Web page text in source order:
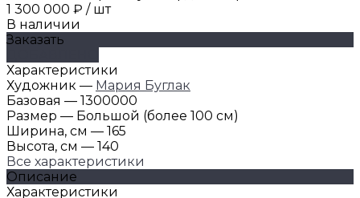
1 300 000 ₽ / шт
В наличии
Заказать
Характеристики
Художник — Мария Буглак
Базовая — 1300000
Размер — Большой (более 100 см)
Ширина, см — 165
Высота, см — 140
Все характеристики
Описание
Характеристики